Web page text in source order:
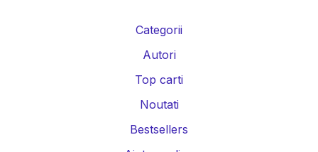
Categorii
Autori
Top carti
Noutati
Bestsellers